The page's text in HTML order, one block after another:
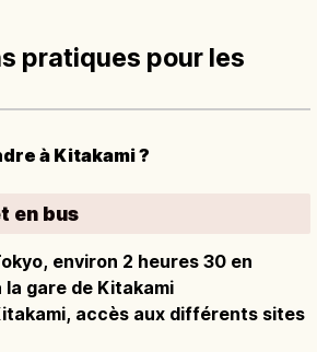
pratiques pour les
à Kitakami ?
en bus
environ 2 heures 30 en
gare de Kitakami
accès aux différents sites